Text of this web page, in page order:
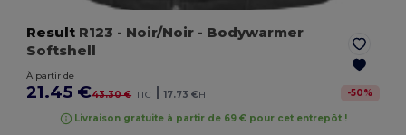
Result R123 - Noir/Noir - Bodywarmer
Softshell
À partir de
21.45 €43.30 € TTC | 17.73 €HT -50%
Livraison gratuite à partir de 69 € pour cet entrepôt !